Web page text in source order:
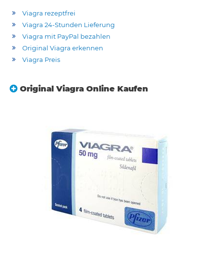
Viagra rezeptfrei
Viagra 24-Stunden Lieferung
Viagra mit PayPal bezahlen
Original Viagra erkennen
Viagra Preis
Original Viagra Online Kaufen